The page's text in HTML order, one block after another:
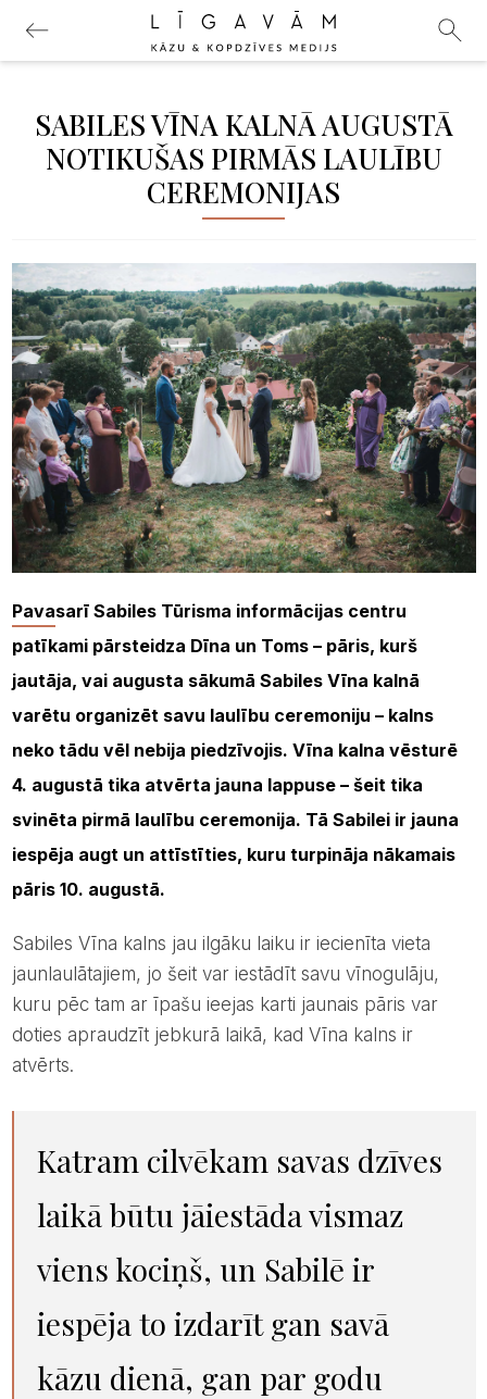
SABILES VĪNA KALNĀ AUGUSTĀ
NOTIKUŠAS PIRMĀS LAULĪBU
CEREMONIJAS
Pavasarī Sabiles Tūrisma informācijas centru
patīkami pārsteidza Dīna un Toms – pāris, kurš
jautāja, vai augusta sākumā Sabiles Vīna kalnā
varētu organizēt savu laulību ceremoniju – kalns
neko tādu vēl nebija piedzīvojis. Vīna kalna vēsturē
4. augustā tika atvērta jauna lappuse – šeit tika
svinēta pirmā laulību ceremonija. Tā Sabilei ir jauna
iespēja augt un attīstīties, kuru turpināja nākamais
pāris 10. augustā.
Sabiles Vīna kalns jau ilgāku laiku ir iecienīta vieta
jaunlaulātajiem, jo šeit var iestādīt savu vīnogulāju,
kuru pēc tam ar īpašu ieejas karti jaunais pāris var
doties apraudzīt jebkurā laikā, kad Vīna kalns ir
atvērts.
Katram cilvēkam savas dzīves
laikā būtu jāiestāda vismaz
viens kociņš, un Sabilē ir
iespēja to izdarīt gan savā
kāzu dienā, gan par godu